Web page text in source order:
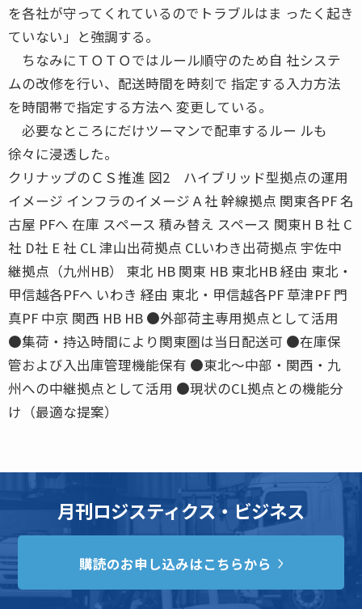
を各社が守ってくれているのでトラブルはま ったく起き
ていない」と強調する。
ちなみにＴＯＴＯではルール順守のため自 社システ
ムの改修を行い、配送時間を時刻で 指定する入力方法
を時間帯で指定する方法へ 変更している。
必要なところにだけツーマンで配車するルー ルも
徐々に浸透した。
クリナップのＣＳ推進 図2 ハイブリッド型拠点の運用
イメージ インフラのイメージ A 社 幹線拠点 関東各PF 名
古屋 PFへ 在庫 スペース 積み替え スペース 関東H B 社 C
社 D社 E 社 CL 津山出荷拠点 CLいわき出荷拠点 宇佐中
継拠点（九州HB） 東北 HB 関東 HB 東北HB 経由 東北・
甲信越各PFへ いわき 経由 東北・甲信越各PF 草津PF 門
真PF 中京 関西 HB HB ●外部荷主専用拠点として活用
●集荷・持込時間により関東圏は当日配送可 ●在庫保
管および入出庫管理機能保有 ●東北〜中部・関西・九
州への中継拠点として活用 ●現状のCL拠点との機能分
け（最適な提案）
月刊ロジスティクス・ビジネス
購読のお申し込みはこちらから